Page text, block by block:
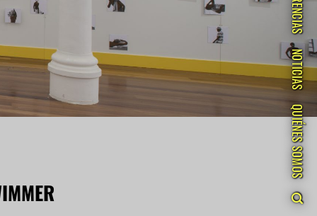
NOTICIAS
QUIÉNES SOMOS